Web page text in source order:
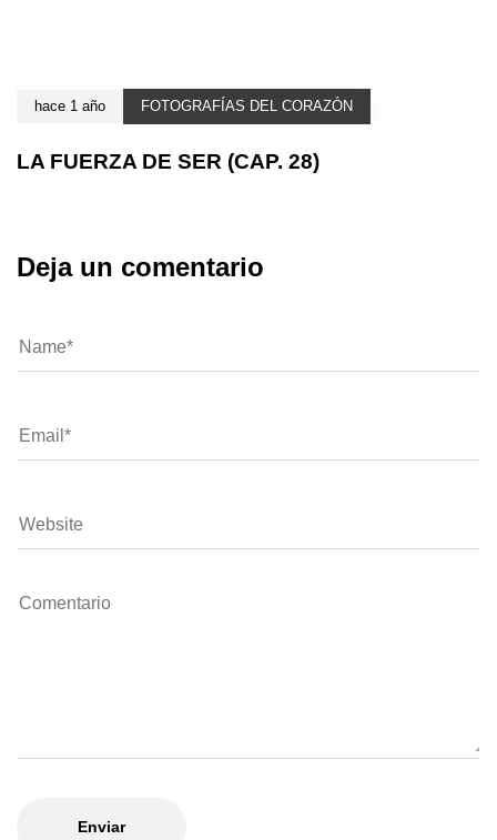
hace 1 año FOTOGRAFÍAS DEL CORAZÓN
LA FUERZA DE SER (CAP. 28)
Deja un comentario